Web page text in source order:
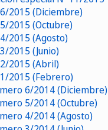
6/2015 (Diciembre)
2015 (Octubre)
2015 (Agosto)
2015 (Junio)
2/2015 (Abril)
1/2015 (Febrero)
6/2014 (Diciembre)
5/2014 (Octubre)
4/2014 (Agosto)